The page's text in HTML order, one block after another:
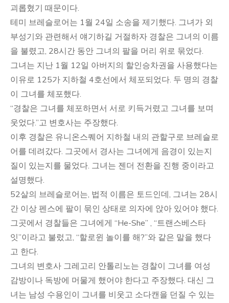
괴롭혔기 때문이다.
테미 브레슬로어는 1월 24일 소송을 제기했다. 그녀가 외
부성기와 관련해서 얘기하길 거절하자 경찰은 그녀의 이름
을 불렸고, 28시간 동안 그녀의 팔을 머리 위로 묶었다.
그녀는 지난 1월 12일 아버지의 할인승차권을 사용했다는
이유로 125가 지하철 4호선에서 체포되었다. 두 명의 경찰
이 그녀를 체포했다.
“경찰은 그녀를 체포하면서 서로 키득거렸고 그녀를 보며
웃었다.”고 변호사는 주장했다.
이후 경찰은 유니온스퀘어 지하철 내의 관할구로 브레슬로
어를 데려갔다. 그곳에서 경사는 그녀에게 음경이 있는지
질이 있는지를 물었다. 그녀는 젠더 전환을 진행 중이라고
설명했다.
52살의 브레슬로어는, 법적 이름은 토드인데, 그녀는 28시
간 이상 펜스에 팔이 묶인 상태로 의자에 앉아 있어야 했다.
그곳에서 경찰들은 그녀에게 “He-She” , “트랜스베스타
잇”이라고 불렀고, “할로윈 놀이를 해?”와 같은 말을 했다
고 한다.
그녀의 변호사 그레고리 안톨리노는 경찰이 그녀를 여성
감방이나 독방에 머물게 했어야 한다고 주장했다. 대신 그
녀는 남성 수용인이 그녀를 비웃고 소다캔을 던질 수 있는